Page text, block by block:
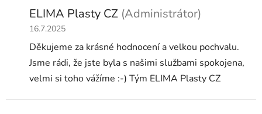
ELIMA Plasty CZ (Administrátor)
16.7.2025
Děkujeme za krásné hodnocení a velkou pochvalu.
Jsme rádi, že jste byla s našimi službami spokojena,
velmi si toho vážíme :-) Tým ELIMA Plasty CZ